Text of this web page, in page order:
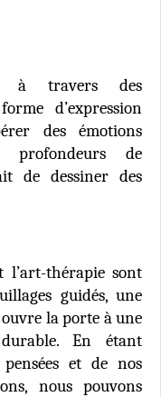
à travers des
d’expression
des émotions
profondeurs de
de dessiner des
l’art-thérapie sont
guidés, une
la porte à une
En étant
et de nos
nous pouvons